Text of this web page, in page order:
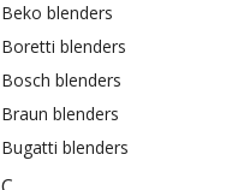
Beko blenders
Boretti blenders
Bosch blenders
Braun blenders
Bugatti blenders